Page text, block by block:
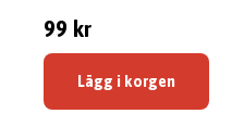
99 kr
Lägg i korgen